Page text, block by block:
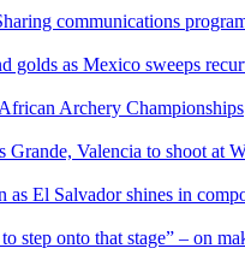
communications
golds as Mexico sweeps
Archery Championships
Grande, Valencia to shoot at
as El Salvador shines in
step onto that stage” – on